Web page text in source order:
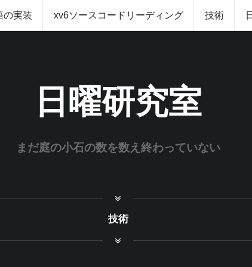
の実装 xv6ソースコードリーディング 技術
日曜研究室
まだ庭の小石の数を数え終わっていない
技術